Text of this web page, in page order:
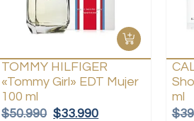
TOMMY HILFIGER
«Tommy Girl» EDT Mujer
100 ml
$50.990 $33.990
ml
$